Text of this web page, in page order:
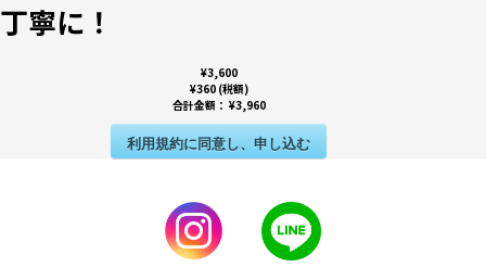
丁寧に！
¥3,600
¥360 (税額)
合計金額： ¥3,960
利用規約に同意し、申し込む